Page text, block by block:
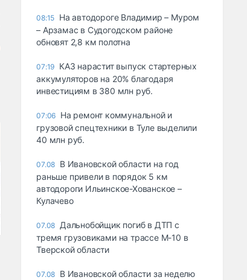
08:15 На автодороге Владимир – Муром
– Арзамас в Судогодском районе
обновят 2,8 км полотна
07:19 КАЗ нарастит выпуск стартерных
аккумуляторов на 20% благодаря
инвестициям в 380 млн руб.
07:06 На ремонт коммунальной и
грузовой спецтехники в Туле выделили
40 млн руб.
07.08 В Ивановской области на год
раньше привели в порядок 5 км
автодороги Ильинское-Хованское –
Кулачево
07.08 Дальнобойщик погиб в ДТП с
тремя грузовиками на трассе М-10 в
Тверской области
07.08 В Ивановской области за неделю